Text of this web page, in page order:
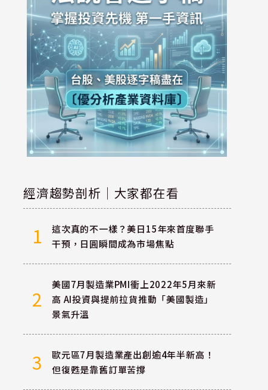
經濟趨勢剖析｜大家都在看
1
這次真的不一樣？美日15年來首度聯手
干預，日圓瞬間成為市場焦點
2
美國7月製造業PMI衝上2022年5月來新
高 AI投資與提前拉貨推動「美國製造」
景氣升溫
3
歐元區7月製造業產出創逾4年半新高！
但復甦是靠舊訂單苦撐